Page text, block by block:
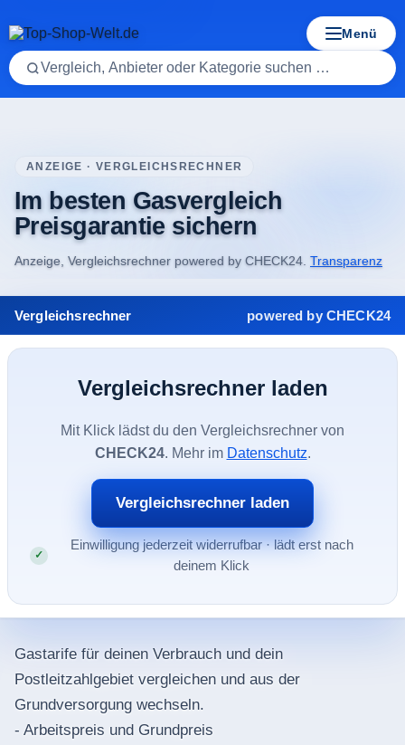
Menü
ANZEIGE · VERGLEICHSRECHNER
Im besten Gasvergleich
Preisgarantie sichern
Anzeige, Vergleichsrechner powered by CHECK24. Transparenz
Vergleichsrechner powered by CHECK24
Vergleichsrechner laden
Mit Klick lädst du den Vergleichsrechner von
CHECK24. Mehr im Datenschutz.
Vergleichsrechner laden
Einwilligung jederzeit widerrufbar · lädt erst nach
deinem Klick
Gastarife für deinen Verbrauch und dein
Postleitzahlgebiet vergleichen und aus der
Grundversorgung wechseln.
- Arbeitspreis und Grundpreis